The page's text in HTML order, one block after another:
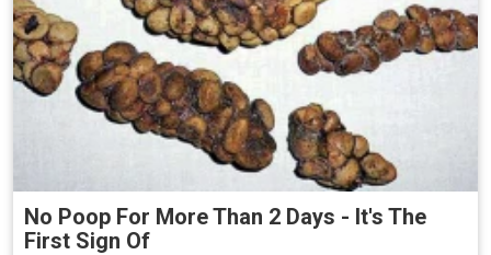
No Poop For More Than 2 Days - It's The
First Sign Of